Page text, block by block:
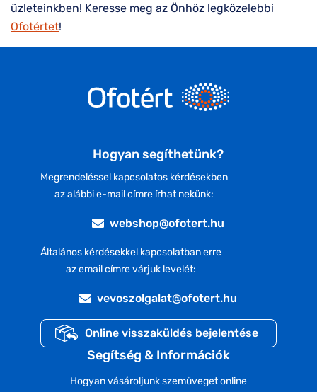
üzleteinkben! Keresse meg az Önhöz legközelebbi
Ofotértet!
Hogyan segíthetünk?
Megrendeléssel kapcsolatos kérdésekben
az alábbi e-mail címre írhat nekünk:
webshop@ofotert.hu
Általános kérdésekkel kapcsolatban erre
az email címre várjuk levelét:
vevoszolgalat@ofotert.hu
Online visszaküldés bejelentése
Segítség & Információk
Hogyan vásároljunk szemüveget online